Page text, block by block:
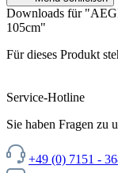
Downloads für
105cm"
Für dieses Produkt
Service-Hotline
Sie haben Fragen zu
+49 (0) 7151 -